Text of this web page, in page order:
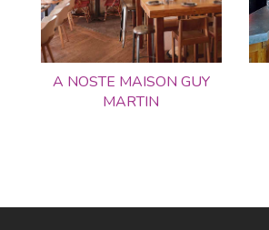
A NOSTE MAISON GUY
MARTIN